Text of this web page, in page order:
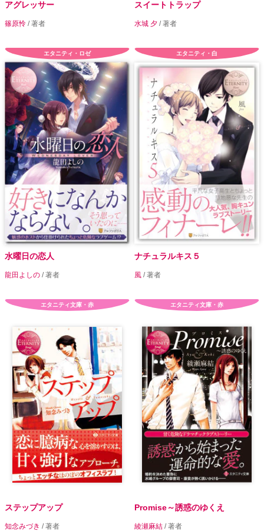
アグレッサー
篠原怜 / 著者
スイートトラップ
水城 夕 / 著者
エタニティ・ロゼ
水曜日の恋人
龍田よしの / 著者
エタニティ・白
ナチュラルキス５
風 / 著者
エタニティ文庫・赤
ステップアップ
知念みづき / 著者
エタニティ文庫・赤
Promise～誘惑のゆくえ
綾瀬麻結 / 著者